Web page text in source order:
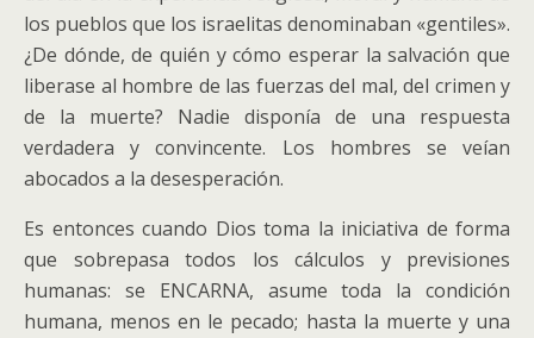
los pueblos que los israelitas denominaban «gentiles».
¿De dónde, de quién y cómo esperar la salvación que
liberase al hombre de las fuerzas del mal, del crimen y
de la muerte? Nadie disponía de una respuesta
verdadera y convincente. Los hombres se veían
abocados a la desesperación.
Es entonces cuando Dios toma la iniciativa de forma
que sobrepasa todos los cálculos y previsiones
humanas: se ENCARNA, asume toda la condición
humana, menos en le pecado; hasta la muerte y una